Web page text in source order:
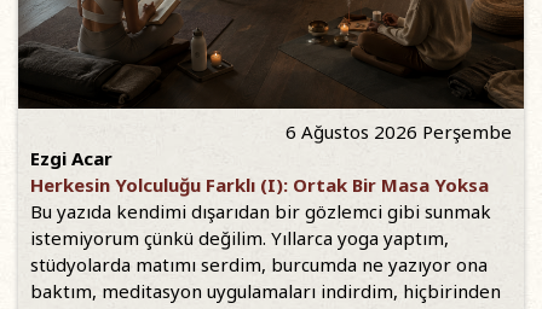
6 Ağustos 2026 Perşembe
Ezgi Acar
Herkesin Yolculuğu Farklı (I): Ortak Bir Masa Yoksa
Bu yazıda kendimi dışarıdan bir gözlemci gibi sunmak
istemiyorum çünkü değilim. Yıllarca yoga yaptım,
stüdyolarda matımı serdim, burcumda ne yazıyor ona
baktım, meditasyon uygulamaları indirdim, hiçbirinden